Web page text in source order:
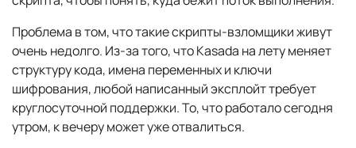
Проблема в том, что такие скрипты-взломщики живут
очень недолго. Из-за того, что Kasada на лету меняет
структуру кода, имена переменных и ключи
шифрования, любой написанный эксплойт требует
круглосуточной поддержки. То, что работало сегодня
утром, к вечеру может уже отвалиться.